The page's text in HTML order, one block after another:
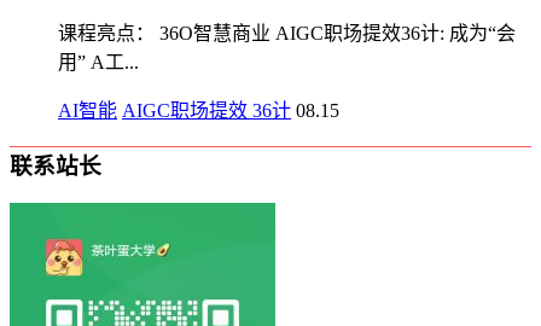
课程亮点： 36O智慧商业 AIGC职场提效36计: 成为“会
用” A工...
AI智能 AIGC职场提效 36计 08.15
联系站长